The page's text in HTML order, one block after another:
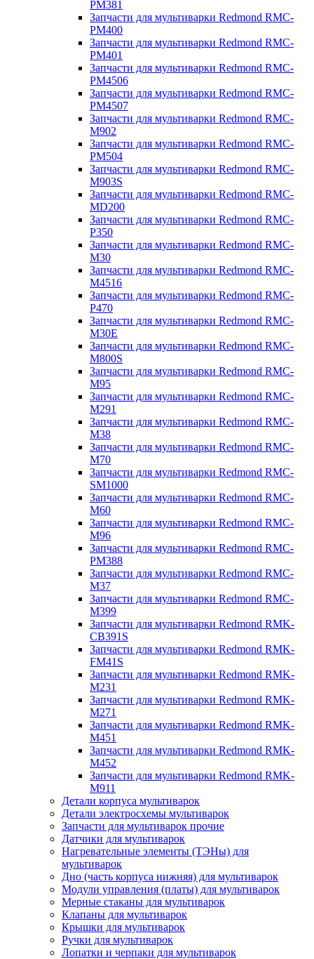
PM381
Запчасти для мультиварки Redmond RMC-
PM400
Запчасти для мультиварки Redmond RMC-
PM401
Запчасти для мультиварки Redmond RMC-
PM4506
Запчасти для мультиварки Redmond RMC-
PM4507
Запчасти для мультиварки Redmond RMC-
M902
Запчасти для мультиварки Redmond RMC-
PM504
Запчасти для мультиварки Redmond RMC-
M903S
Запчасти для мультиварки Redmond RMC-
MD200
Запчасти для мультиварки Redmond RMC-
P350
Запчасти для мультиварки Redmond RMC-
M30
Запчасти для мультиварки Redmond RMC-
M4516
Запчасти для мультиварки Redmond RMC-
P470
Запчасти для мультиварки Redmond RMC-
M30E
Запчасти для мультиварки Redmond RMC-
M800S
Запчасти для мультиварки Redmond RMC-
M95
Запчасти для мультиварки Redmond RMC-
M291
Запчасти для мультиварки Redmond RMC-
M38
Запчасти для мультиварки Redmond RMC-
M70
Запчасти для мультиварки Redmond RMC-
SM1000
Запчасти для мультиварки Redmond RMC-
M60
Запчасти для мультиварки Redmond RMC-
M96
Запчасти для мультиварки Redmond RMC-
PM388
Запчасти для мультиварки Redmond RMC-
M37
Запчасти для мультиварки Redmond RMC-
M399
Запчасти для мультиварки Redmond RMK-
CB391S
Запчасти для мультиварки Redmond RMK-
FM41S
Запчасти для мультиварки Redmond RMK-
M231
Запчасти для мультиварки Redmond RMK-
M271
Запчасти для мультиварки Redmond RMK-
M451
Запчасти для мультиварки Redmond RMK-
M452
Запчасти для мультиварки Redmond RMK-
M911
Детали корпуса мультиварок
Детали электросхемы мультиварок
Запчасти для мультиварок прочие
Датчики для мультиварок
Нагревательные элементы (ТЭНы) для
мультиварок
Дно (часть корпуса нижняя) для мультиварок
Модули управления (платы) для мультиварок
Мерные стаканы для мультиварок
Клапаны для мультиварок
Крышки для мультиварок
Ручки для мультиварок
Лопатки и черпаки для мультиварок